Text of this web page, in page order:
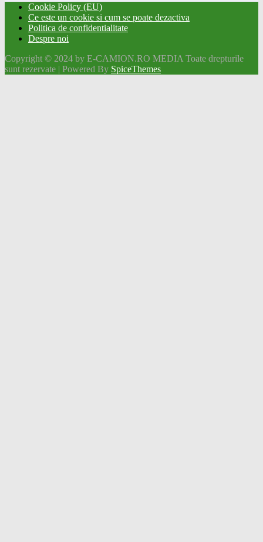
Cookie Policy (EU)
Ce este un cookie si cum se poate dezactiva
Politica de confidentialitate
Despre noi
Copyright © 2024 by E-CAMION.RO MEDIA Toate drepturile
sunt rezervate | Powered By SpiceThemes